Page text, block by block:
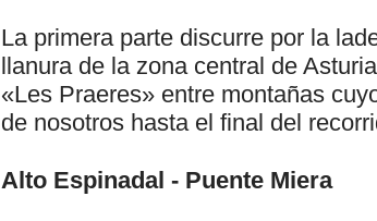
La primera parte discurre por la
llanura de la zona central de
«Les Praeres» entre montañas
de nosotros hasta el final del
Alto Espinadal - Puente Miera